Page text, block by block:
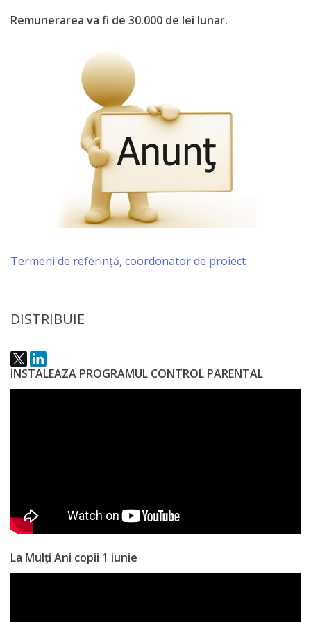
Anticorupție
Evenimente
regulamente
Legislație
internațională
națională
Acte
interne
Informații
utile
Remunerarea va fi de 30.000 de lei lunar.
Termeni de referință, coordonator de proiect
DISTRIBUIE
INSTALEAZA PROGRAMUL CONTROL PARENTAL
La Mulți Ani copii 1 iunie